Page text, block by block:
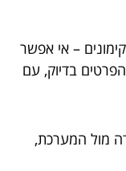
– אי אפשר
בדיוק, עם
מול המערכת,